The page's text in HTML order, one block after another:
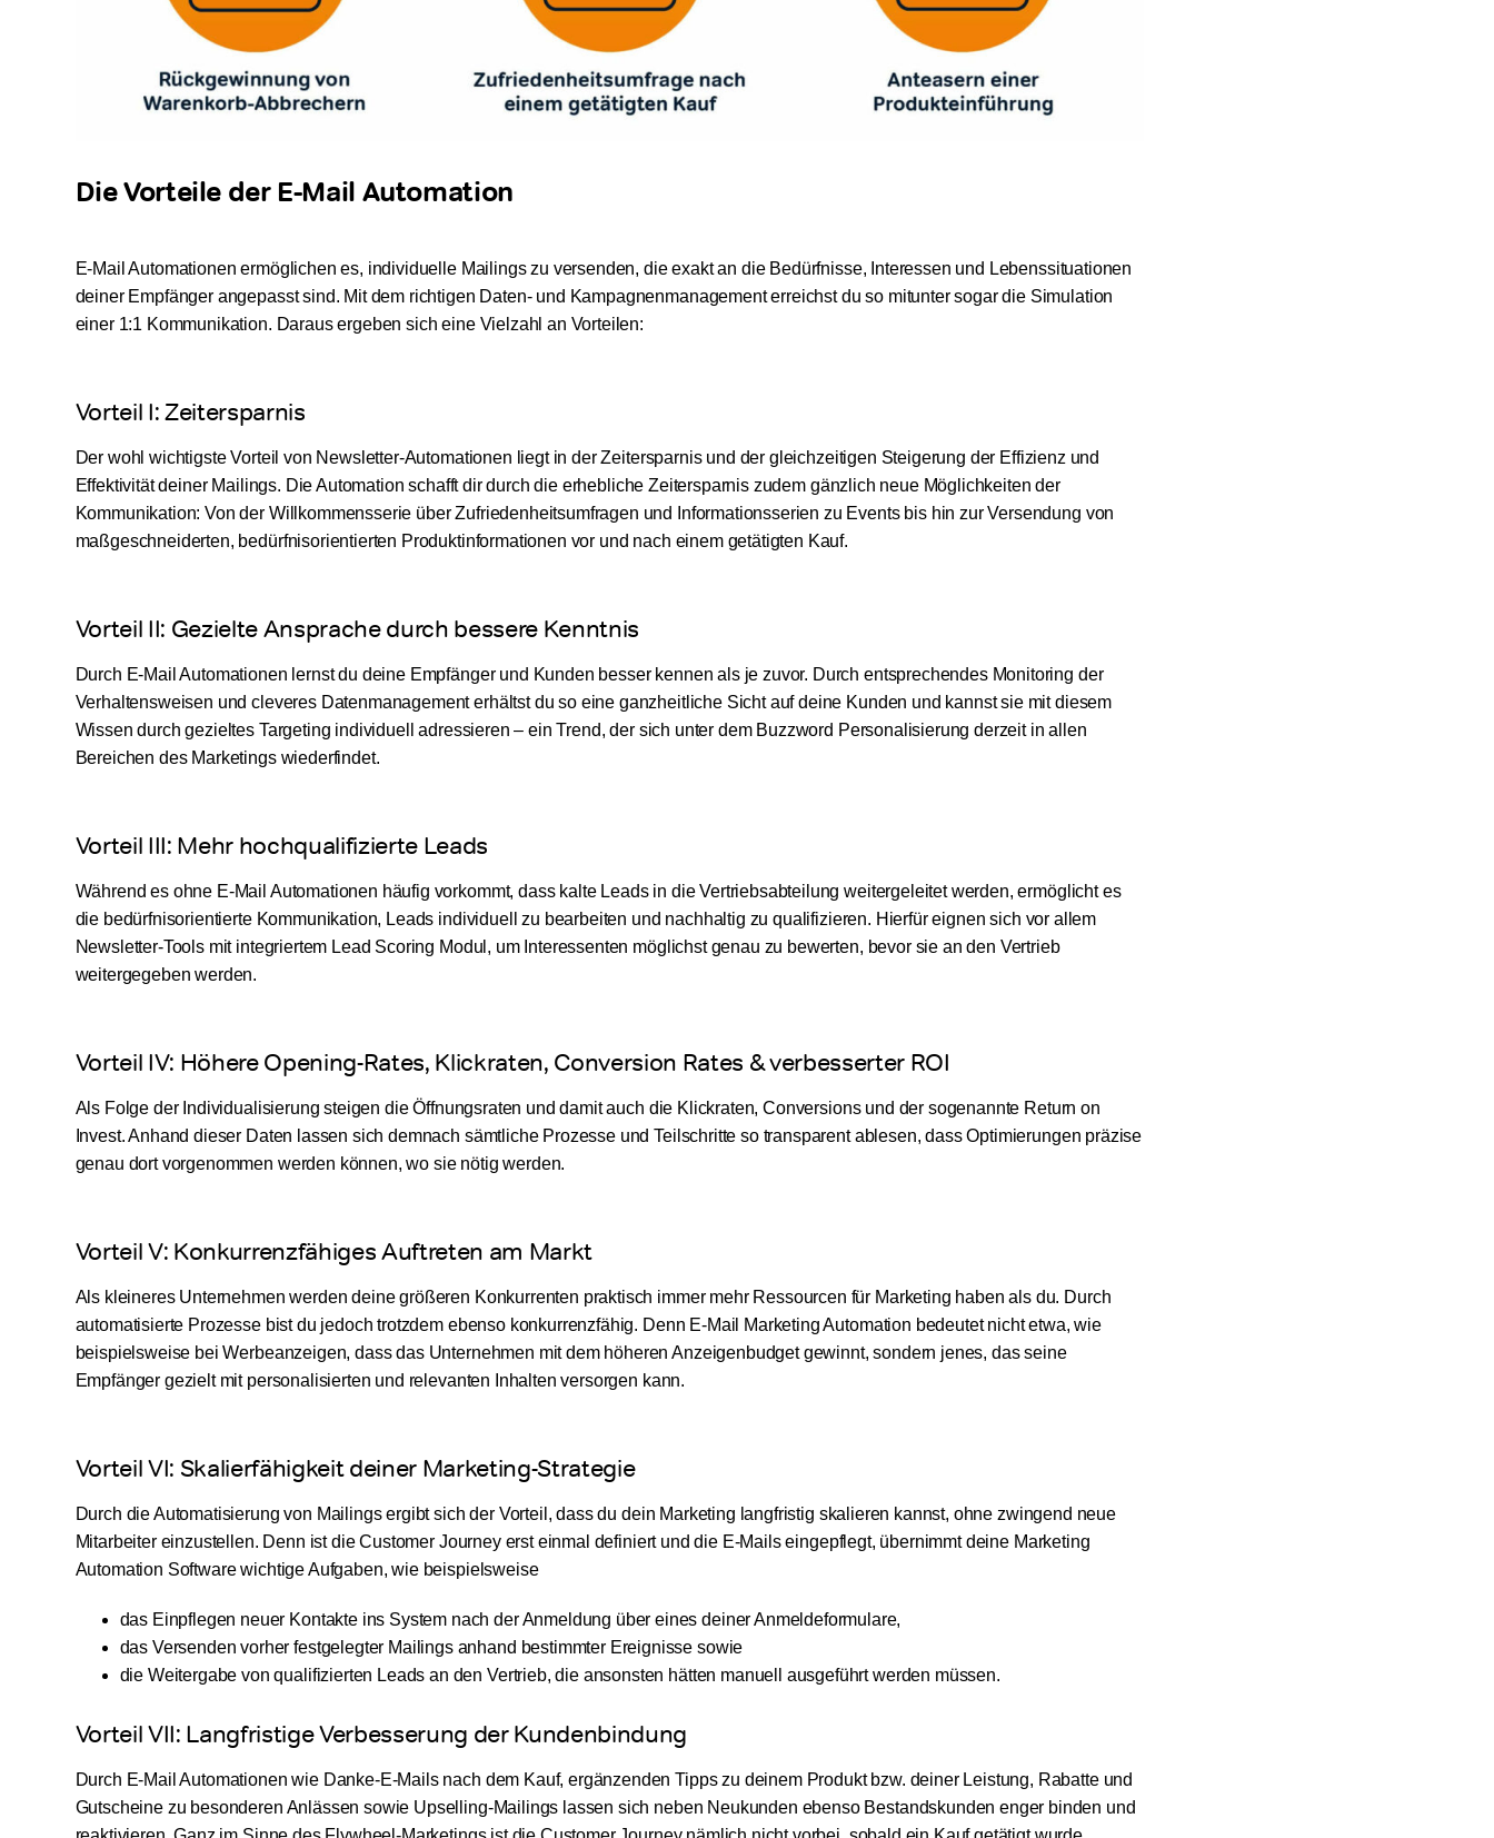
Die Vorteile der E-Mail Automation
E-Mail Automationen ermöglichen es, individuelle Mailings zu versenden, die exakt an die Bedürfnisse, Interessen und Lebenssituationen
deiner Empfänger angepasst sind. Mit dem richtigen Daten- und Kampagnenmanagement erreichst du so mitunter sogar die Simulation
einer 1:1 Kommunikation. Daraus ergeben sich eine Vielzahl an Vorteilen:
Vorteil I: Zeitersparnis
Der wohl wichtigste Vorteil von Newsletter-Automationen liegt in der Zeitersparnis und der gleichzeitigen Steigerung der Effizienz und
Effektivität deiner Mailings. Die Automation schafft dir durch die erhebliche Zeitersparnis zudem gänzlich neue Möglichkeiten der
Kommunikation: Von der Willkommensserie über Zufriedenheitsumfragen und Informationsserien zu Events bis hin zur Versendung von
maßgeschneiderten, bedürfnisorientierten Produktinformationen vor und nach einem getätigten Kauf.
Vorteil II: Gezielte Ansprache durch bessere Kenntnis
Durch E-Mail Automationen lernst du deine Empfänger und Kunden besser kennen als je zuvor. Durch entsprechendes Monitoring der
Verhaltensweisen und cleveres Datenmanagement erhältst du so eine ganzheitliche Sicht auf deine Kunden und kannst sie mit diesem
Wissen durch gezieltes Targeting individuell adressieren – ein Trend, der sich unter dem Buzzword Personalisierung derzeit in allen
Bereichen des Marketings wiederfindet.
Vorteil III: Mehr hochqualifizierte Leads
Während es ohne E-Mail Automationen häufig vorkommt, dass kalte Leads in die Vertriebsabteilung weitergeleitet werden, ermöglicht es
die bedürfnisorientierte Kommunikation, Leads individuell zu bearbeiten und nachhaltig zu qualifizieren. Hierfür eignen sich vor allem
Newsletter-Tools mit integriertem Lead Scoring Modul, um Interessenten möglichst genau zu bewerten, bevor sie an den Vertrieb
weitergegeben werden.
Vorteil IV: Höhere Opening-Rates, Klickraten, Conversion Rates & verbesserter ROI
Als Folge der Individualisierung steigen die Öffnungsraten und damit auch die Klickraten, Conversions und der sogenannte Return on
Invest. Anhand dieser Daten lassen sich demnach sämtliche Prozesse und Teilschritte so transparent ablesen, dass Optimierungen präzise
genau dort vorgenommen werden können, wo sie nötig werden.
Vorteil V: Konkurrenzfähiges Auftreten am Markt
Als kleineres Unternehmen werden deine größeren Konkurrenten praktisch immer mehr Ressourcen für Marketing haben als du. Durch
automatisierte Prozesse bist du jedoch trotzdem ebenso konkurrenzfähig. Denn E-Mail Marketing Automation bedeutet nicht etwa, wie
beispielsweise bei Werbeanzeigen, dass das Unternehmen mit dem höheren Anzeigenbudget gewinnt, sondern jenes, das seine
Empfänger gezielt mit personalisierten und relevanten Inhalten versorgen kann.
Vorteil VI: Skalierfähigkeit deiner Marketing-Strategie
Durch die Automatisierung von Mailings ergibt sich der Vorteil, dass du dein Marketing langfristig skalieren kannst, ohne zwingend neue
Mitarbeiter einzustellen. Denn ist die Customer Journey erst einmal definiert und die E-Mails eingepflegt, übernimmt deine Marketing
Automation Software wichtige Aufgaben, wie beispielsweise
das Einpflegen neuer Kontakte ins System nach der Anmeldung über eines deiner Anmeldeformulare,
das Versenden vorher festgelegter Mailings anhand bestimmter Ereignisse sowie
die Weitergabe von qualifizierten Leads an den Vertrieb, die ansonsten hätten manuell ausgeführt werden müssen.
Vorteil VII: Langfristige Verbesserung der Kundenbindung
Durch E-Mail Automationen wie Danke-E-Mails nach dem Kauf, ergänzenden Tipps zu deinem Produkt bzw. deiner Leistung, Rabatte und
Gutscheine zu besonderen Anlässen sowie Upselling-Mailings lassen sich neben Neukunden ebenso Bestandskunden enger binden und